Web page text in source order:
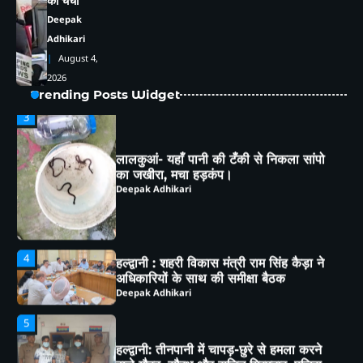
Deepak
Adhikari
August 4,
2026
Trending Posts Widget
3
लालकुआं- यहाँ पानी की टँकी से निकला सांपो
का जखीरा, मचा हड़कंप।
4
हल्द्वानी : शहरी विकास मंत्री राम सिंह कैड़ा ने
अधिकारियों के साथ की समीक्षा बैठक
Deepak Adhikari
5
हल्द्वानी: तीनपानी में चापड़-छुरे से हमला करने
वाले गौरव, सौरभ और सचिन गिरफ्तार, पुलिस ने